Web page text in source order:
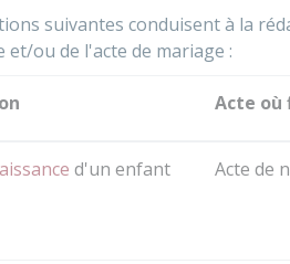
suivantes conduisent à la
et/ou de l'acte de mariage :
Acte où
d'un enfant Acte de